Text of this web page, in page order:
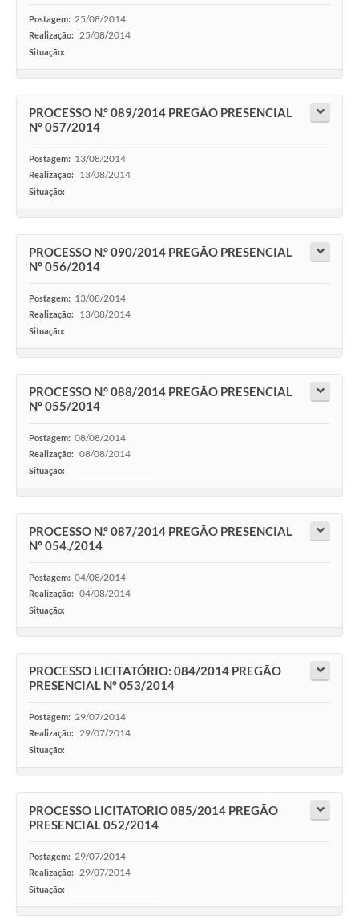
Postagem: 25/08/2014
Realização: 25/08/2014
Situação:
PROCESSO N.° 089/2014 PREGÃO PRESENCIAL
Nº 057/2014
Postagem: 13/08/2014
Realização: 13/08/2014
Situação:
PROCESSO N.° 090/2014 PREGÃO PRESENCIAL
Nº 056/2014
Postagem: 13/08/2014
Realização: 13/08/2014
Situação:
PROCESSO N.° 088/2014 PREGÃO PRESENCIAL
Nº 055/2014
Postagem: 08/08/2014
Realização: 08/08/2014
Situação:
PROCESSO N.° 087/2014 PREGÃO PRESENCIAL
Nº 054./2014
Postagem: 04/08/2014
Realização: 04/08/2014
Situação:
PROCESSO LICITATÓRIO: 084/2014 PREGÃO
PRESENCIAL Nº 053/2014
Postagem: 29/07/2014
Realização: 29/07/2014
Situação:
PROCESSO LICITATORIO 085/2014 PREGÃO
PRESENCIAL 052/2014
Postagem: 29/07/2014
Realização: 29/07/2014
Situação: